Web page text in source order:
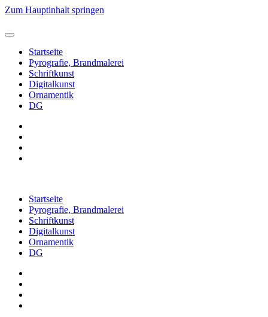
Zum Hauptinhalt springen
Startseite
Pyrografie, Brandmalerei
Schriftkunst
Digitalkunst
Ornamentik
DG
Startseite
Pyrografie, Brandmalerei
Schriftkunst
Digitalkunst
Ornamentik
DG